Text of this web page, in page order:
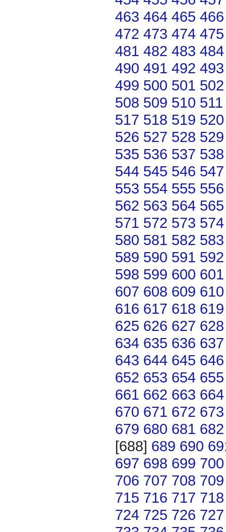
463 464 465 466
472 473 474 475
481 482 483 484
490 491 492 493
499 500 501 502
508 509 510 511
517 518 519 520
526 527 528 529
535 536 537 538
544 545 546 547
553 554 555 556
562 563 564 565
571 572 573 574
580 581 582 583
589 590 591 592
598 599 600 601
607 608 609 610
616 617 618 619
625 626 627 628
634 635 636 637
643 644 645 646
652 653 654 655
661 662 663 664
670 671 672 673
679 680 681 682
[688] 689 690
697 698 699 700
706 707 708 709
715 716 717 718
724 725 726 727